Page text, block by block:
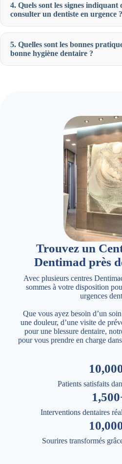
4. Quels sont les signes indiquant
consulter un dentiste en urgence ?
5. Quelles sont les bonnes
bonne hygiène dentaire ?
Trouvez un
Dentimad près
Avec plusieurs centres
sommes à votre disposition
urgences
Que vous ayez besoin d’un
une douleur, d’une visite de
pour une blessure dentaire,
pour vous prendre en charge
Patients satisfaits
Interventions dentaires
Sourires transformés